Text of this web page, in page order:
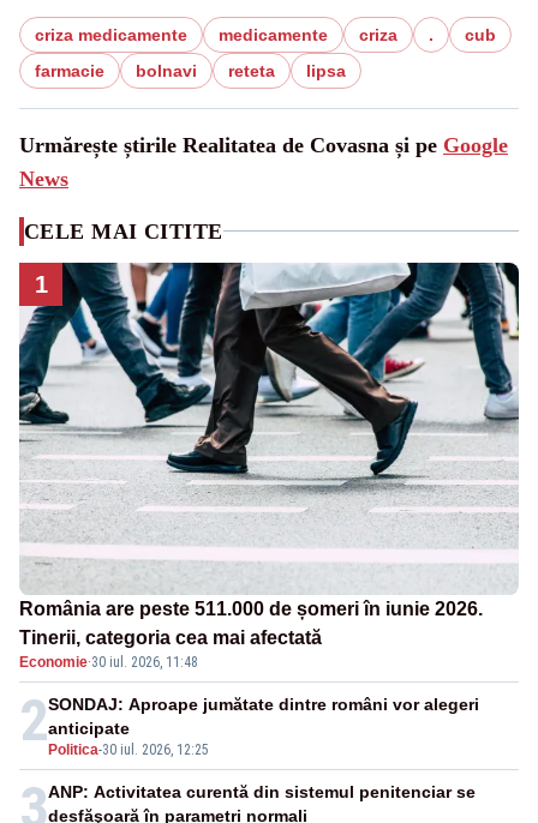
criza medicamente medicamente criza .
cub
farmacie
bolnavi reteta lipsa
Urmărește știrile Realitatea de Covasna și pe Google
News
CELE MAI CITITE
1
România are peste 511.000 de șomeri în iunie 2026.
Tinerii, categoria cea mai afectată
Economie·30 iul. 2026, 11:48
2 Politica-30 iul. 2026, 12:25
SONDAJ: Aproape jumătate dintre români vor alegeri
anticipate
3ANP: Activitatea curentă din sistemul penitenciar se
desfăşoară în parametri normali